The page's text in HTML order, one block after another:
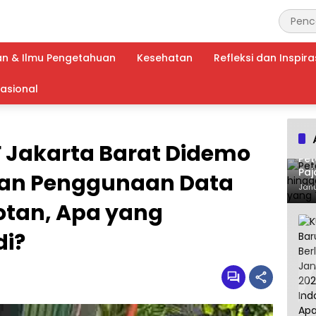
& Ilmu Pengetahuan Kesehatan Refleksi dan
Jakarta Barat Didemo
Penggunaan Data
Apa yang